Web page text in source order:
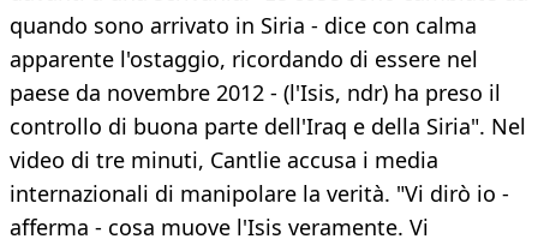
quando sono arrivato in Siria - dice con calma
apparente l'ostaggio, ricordando di essere nel
paese da novembre 2012 - (l'Isis, ndr) ha preso il
controllo di buona parte dell'Iraq e della Siria". Nel
video di tre minuti, Cantlie accusa i media
internazionali di manipolare la verità. "Vi dirò io -
afferma - cosa muove l'Isis veramente. Vi